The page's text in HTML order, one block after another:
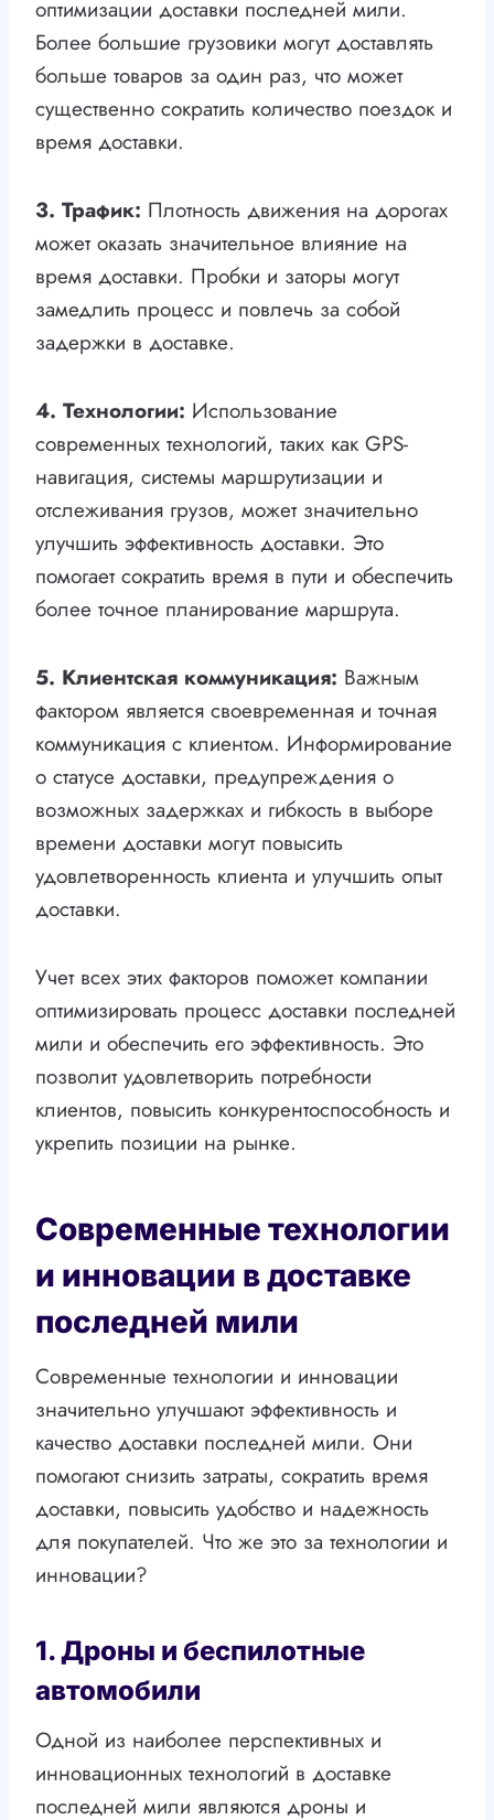
оптимизации доставки последней мили.
Более большие грузовики могут доставлять
больше товаров за один раз, что может
существенно сократить количество поездок и
время доставки.
3. Трафик: Плотность движения на дорогах
может оказать значительное влияние на
время доставки. Пробки и заторы могут
замедлить процесс и повлечь за собой
задержки в доставке.
4. Технологии: Использование
современных технологий, таких как GPS-
навигация, системы маршрутизации и
отслеживания грузов, может значительно
улучшить эффективность доставки. Это
помогает сократить время в пути и обеспечить
более точное планирование маршрута.
5. Клиентская коммуникация: Важным
фактором является своевременная и точная
коммуникация с клиентом. Информирование
о статусе доставки, предупреждения о
возможных задержках и гибкость в выборе
времени доставки могут повысить
удовлетворенность клиента и улучшить опыт
доставки.
Учет всех этих факторов поможет компании
оптимизировать процесс доставки последней
мили и обеспечить его эффективность. Это
позволит удовлетворить потребности
клиентов, повысить конкурентоспособность и
укрепить позиции на рынке.
Современные технологии
и инновации в доставке
последней мили
Современные технологии и инновации
значительно улучшают эффективность и
качество доставки последней мили. Они
помогают снизить затраты, сократить время
доставки, повысить удобство и надежность
для покупателей. Что же это за технологии и
инновации?
1. Дроны и беспилотные
автомобили
Одной из наиболее перспективных и
инновационных технологий в доставке
последней мили являются дроны и